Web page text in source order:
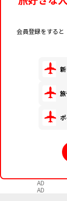
会員登録をすると
AD
AD